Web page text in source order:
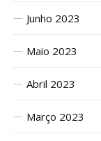
Junho 2023
Maio 2023
Abril 2023
Março 2023